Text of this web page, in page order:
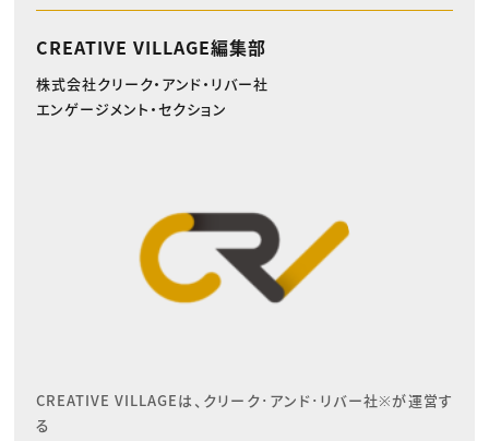
CREATIVE VILLAGE編集部
株式会社クリーク・アンド・リバー社
エンゲージメント・セクション
CREATIVE VILLAGEは、クリーク･アンド･リバー社※が運営す
る